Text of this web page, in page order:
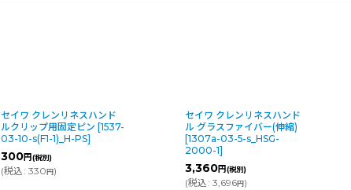
セイワ クレンリネスハンド
ルクリップ用固定ピン [1537-
03-10-s(F1-1)_H-PS]
300円(税別)
(税込: 330円)
セイワ クレンリネスハンド
ル グラスファイバー(伸縮)
[1307a-03-5-s_HSG-
2000-1]
3,360円(税別)
(税込: 3,696円)